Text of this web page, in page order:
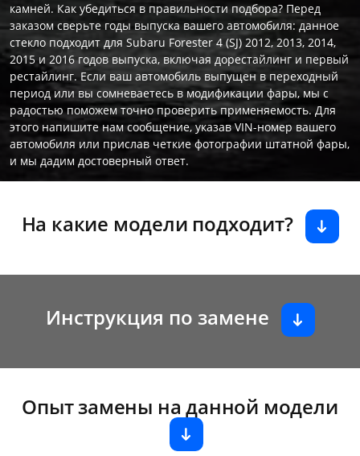
камней. Как убедиться в правильности подбора? Перед
заказом сверьте годы выпуска вашего автомобиля: данное
стекло подходит для Subaru Forester 4 (SJ) 2012, 2013, 2014,
2015 и 2016 годов выпуска, включая дорестайлинг и первый
рестайлинг. Если ваш автомобиль выпущен в переходный
период или вы сомневаетесь в модификации фары, мы с
радостью поможем точно проверить применяемость. Для
этого напишите нам сообщение, указав VIN-номер вашего
автомобиля или прислав четкие фотографии штатной фары,
и мы дадим достоверный ответ.
На какие модели подходит?
Инструкция по замене
Опыт замены на данной модели